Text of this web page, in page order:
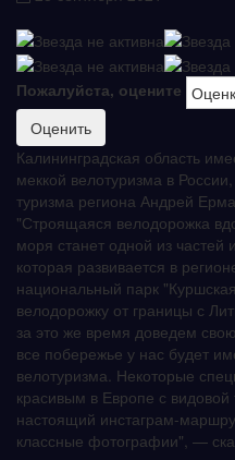
Пожалуйста, оцените
Калининградская область
меккой велотуризма в
туризма региона Андрей
"Строящаяся велодорожка
моря станет одной из частей
которая развивается в
национальный парк
велодорожку от границы с
за это же время доведем
все побережье у нас будет
велотуризма. Некоторые
красивым в Европе с
настоящий инстаграм-
классные фотографии", —